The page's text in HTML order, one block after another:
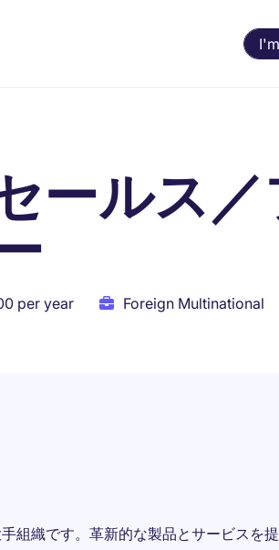
ールス
per year
Foreign Multinational
組織です。革新的な製品とサービスを提